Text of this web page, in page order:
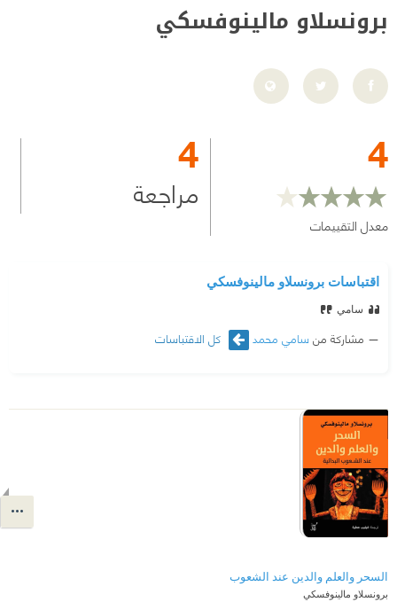
برونسلاو مالينوفسكي
4
معدل التقييمات
4
مراجعة
اقتباسات برونسلاو مالينوفسكي
سامي
مشاركة من سامي محمد كل الاقتباسات
السحر والعلم والدين عند الشعوب
برونسلاو مالينوفسكي